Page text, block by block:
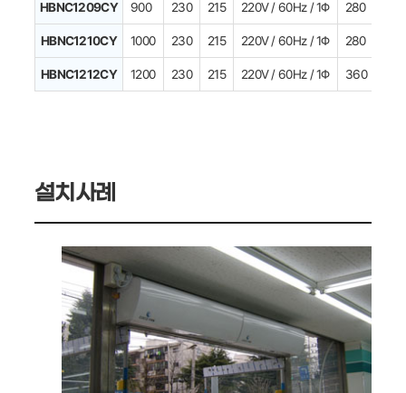
HBNC1209CY 900 230 215 220V / 60Hz / 1Φ 280
HBNC1210CY 1000 230 215 220V / 60Hz / 1Φ 280
HBNC1212CY 1200 230 215 220V / 60Hz / 1Φ 360
설치사례